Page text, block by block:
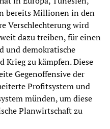
bereits Millionen in den
Verschlechterung wird
dazu treiben, für einen
und demokratische
Krieg zu kämpfen. Diese
Gegenoffensive der
Profitsystem und
münden, um diese
Planwirtschaft zu